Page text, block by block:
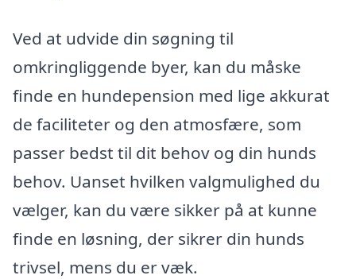
Ved at udvide din søgning til
omkringliggende byer, kan du måske
finde en hundepension med lige akkurat
de faciliteter og den atmosfære, som
passer bedst til dit behov og din hunds
behov. Uanset hvilken valgmulighed du
vælger, kan du være sikker på at kunne
finde en løsning, der sikrer din hunds
trivsel, mens du er væk.